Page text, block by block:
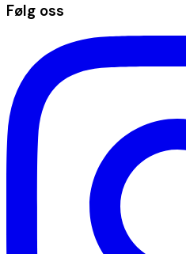
Følg oss